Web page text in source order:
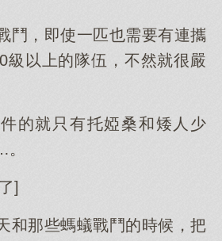
鬥，即使一匹也需要有連攜
級以上的隊伍，不然就很嚴
的就只有托婭桑和矮人少
]
和那些螞蟻戰鬥的時候，把